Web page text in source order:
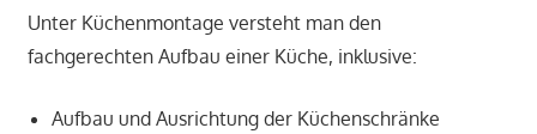
Unter Küchenmontage versteht man den
fachgerechten Aufbau einer Küche, inklusive:
Aufbau und Ausrichtung der Küchenschränke